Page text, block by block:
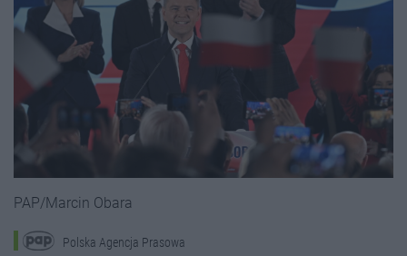
PAP/Marcin Obara
Polska Agencja Prasowa